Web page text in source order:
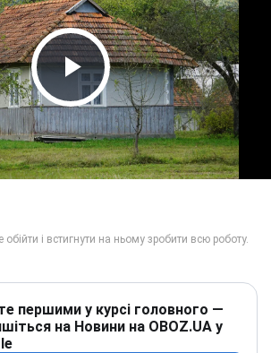
Play Video
першими у курсі головного —
на Новини на OBOZ.UA у